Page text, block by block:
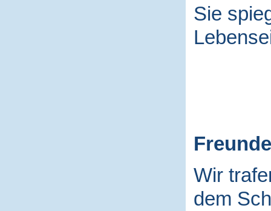
Sie
Freunde
Wir
dem